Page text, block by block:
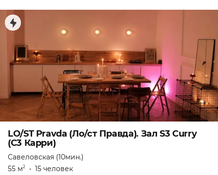
LO/ST Pravda (Ло/ст Правда). Зал S3 Curry
(С3 Карри)
Савеловская (10мин.)
55 м2 • 15 человек